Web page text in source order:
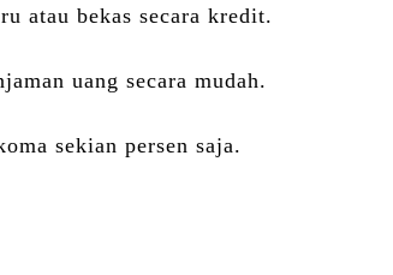
atau bekas secara kredit.
uang secara mudah.
sekian persen saja.